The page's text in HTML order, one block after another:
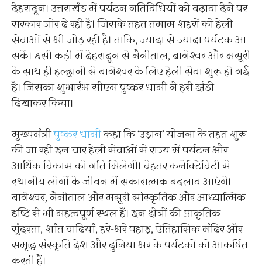
देहरादून। उत्तराखंड में पर्यटन गतिविधियों को बढ़ावा देने पर
सरकार जोर दे रही है। जिसके तहत तमाम शहरों को हेली
सेवाओं से भी जोड़ रही है। ताकि, ज्यादा से ज्यादा पर्यटक आ
सकें। इसी कड़ी में देहरादून से नैनीताल, बागेश्वर और मसूरी
के साथ ही हल्द्वानी से बागेश्वर के लिए हेली सेवा शुरू हो गई
है। जिसका शुभारंभ सीएम पुष्कर धामी ने हरी झंडी
दिखाकर किया।
मुख्यमंत्रीपुष्कर धामीकहा कि ‘उड़ान’ योजना के तहत शुरू
की जा रही इन चार हेली सेवाओं से राज्य में पर्यटन और
आर्थिक विकास को गति मिलेगी। बेहतर कनेक्टिविटी से
स्थानीय लोगों के जीवन में सकारात्मक बदलाव आएंगे।
बागेश्वर, नैनीताल और मसूरी सांस्कृतिक और आध्यात्मिक
दृष्टि से भी महत्वपूर्ण स्थल हैं। इन क्षेत्रों की प्राकृतिक
सुंदरता, शांत वादियां, हरे-भरे पहाड़, ऐतिहासिक मंदिर और
समृद्ध संस्कृति देश और दुनिया भर के पर्यटकों को आकर्षित
करती हैं।